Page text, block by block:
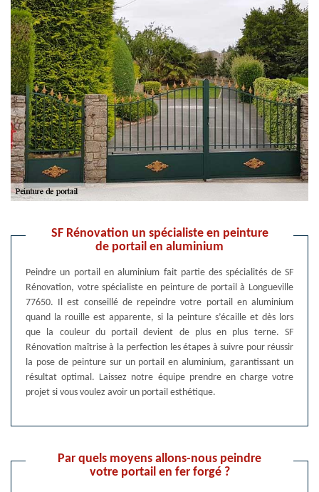
SF Rénovation un spécialiste en peinture
de portail en aluminium
Peindre un portail en aluminium fait partie des spécialités de SF
Rénovation, votre spécialiste en peinture de portail à Longueville
77650. Il est conseillé de repeindre votre portail en aluminium
quand la rouille est apparente, si la peinture s’écaille et dès lors
que la couleur du portail devient de plus en plus terne. SF
Rénovation maîtrise à la perfection les étapes à suivre pour réussir
la pose de peinture sur un portail en aluminium, garantissant un
résultat optimal. Laissez notre équipe prendre en charge votre
projet si vous voulez avoir un portail esthétique.
Par quels moyens allons-nous peindre
votre portail en fer forgé ?